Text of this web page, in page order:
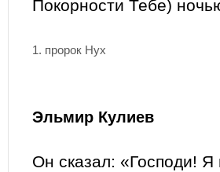
Покорности Тебе)
1. пророк Нух
Эльмир Кулиев
Он сказал: «Господи! Я